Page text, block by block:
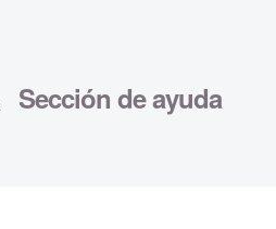
Sección de ayuda